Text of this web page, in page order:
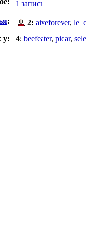
1 запись
: 2: aiveforever,
у:
4: beefeater, pidar,